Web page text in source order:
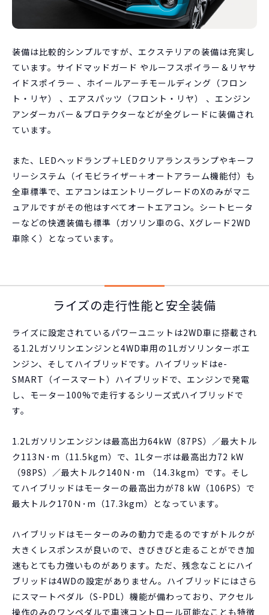
装備は比較的シンプルですが、エクステリアの装備は充実し
ています。サイドマッドガード やルーフスポイラー＆リヤサ
イドスポイラー 、ホイールアーチモールディング（フロン
ト・リヤ） 、エアスパッツ（フロント・リヤ） 、エンジン
アンダーカバー＆プロテクターなどが全グレードに装備され
ています。
また、LEDヘッドランプ＋LEDクリアランスランプやキーフ
リーシステム（イモビライザー＋オートアラーム機能付）も
全車標準で、エアコンはエントリーグレードのXのみがマニ
ュアルですがその他はすべてオートエアコン。シートヒータ
ーなどの快適装備も標準（ガソリン車のG、Xグレード2WD
車除く）となっています。
ライズの走行性能と安全装備
ライズに設定されているパワーユニットは2WD車に搭載され
る1.2Lガソリンエンジンと4WD車用の1Lガソリンターボエ
ンジン、そしてハイブリッドです。ハイブリッドはe-
SMART（イースマート）ハイブリッドで、エンジンで発電
し、モーター100%で走行するシリーズ式ハイブリッドで
す。
1.2Lガソリンエンジンは最高出力64kW（87PS）／最大トル
ク113Ｎ･m（11.5kgm）で、1Lターボは最高出力72 kW
（98PS）／最大トルク140Ｎ･m （14.3kgm）です。そし
てハイブリッドはモーターの最高出力が78 kW（106PS）で
最大トルク170Ｎ･m（17.3kgm）となっています。
ハイブリッドはモーターのみの動力で走るのですがトルクが
大きくレスポンスが良いので、きびきびと走ることができ加
速もとても力強いものがあります。ただ、残念なことにハイ
ブリッドは4WDの設定がありません。ハイブリッドにはさら
にスマートペダル（S-PDL）機能が備わっており、アクセル
操作のみのワンペダルで車速コントロール可能なことも特徴